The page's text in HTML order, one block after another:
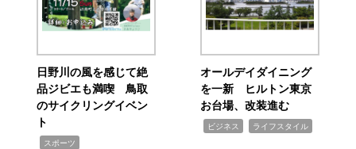
日野川の風を感じて絶
品ジビエも満喫 鳥取
のサイクリングイベン
ト
スポーツ
オールデイダイニング
を一新 ヒルトン東京
お台場、改装進む
ビジネス ライフスタイル